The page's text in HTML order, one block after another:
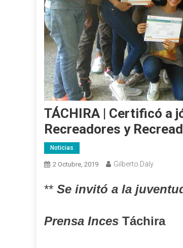
TÁCHIRA | Certificó a
Recreadores y
Noticias
2 Octubre, 2019 Gilberto Daly
** Se invitó a la
Prensa Inces Táchira